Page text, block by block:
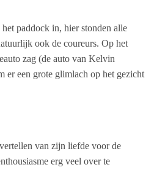
paddock in, hier stonden alle
ook de coureurs. Op het
zag (de auto van Kelvin
er een grote glimlach op het gezicht
van zijn liefde voor de
erg veel over te